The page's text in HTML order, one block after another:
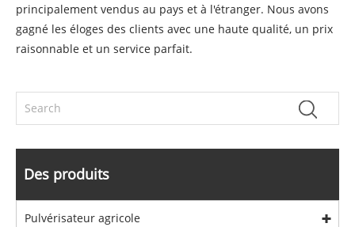
principalement vendus au pays et à l'étranger. Nous avons
gagné les éloges des clients avec une haute qualité, un prix
raisonnable et un service parfait.
Des produits
Pulvérisateur agricole